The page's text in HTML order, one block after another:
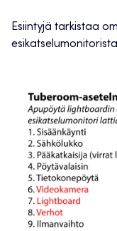
Esiintyjä tarkistaa